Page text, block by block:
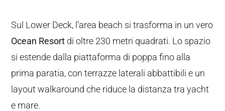
Sul Lower Deck, l’area beach si trasforma in un vero
Ocean Resort di oltre 230 metri quadrati. Lo spazio
si estende dalla piattaforma di poppa fino alla
prima paratia, con terrazze laterali abbattibili e un
layout walkaround che riduce la distanza tra yacht
e mare.